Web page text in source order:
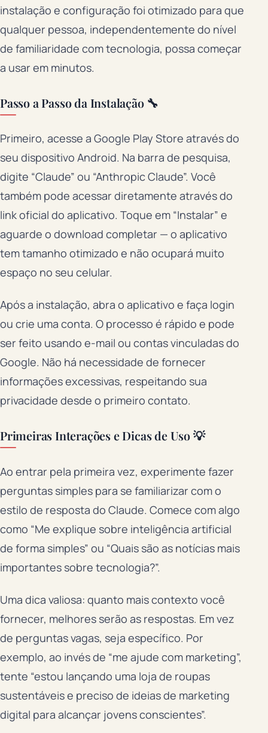
instalação e configuração foi otimizado para que
qualquer pessoa, independentemente do nível
de familiaridade com tecnologia, possa começar
a usar em minutos.
Passo a Passo da Instalação 🔧
Primeiro, acesse a Google Play Store através do
seu dispositivo Android. Na barra de pesquisa,
digite “Claude” ou “Anthropic Claude”. Você
também pode acessar diretamente através do
link oficial do aplicativo. Toque em “Instalar” e
aguarde o download completar — o aplicativo
tem tamanho otimizado e não ocupará muito
espaço no seu celular.
Após a instalação, abra o aplicativo e faça login
ou crie uma conta. O processo é rápido e pode
ser feito usando e-mail ou contas vinculadas do
Google. Não há necessidade de fornecer
informações excessivas, respeitando sua
privacidade desde o primeiro contato.
Primeiras Interações e Dicas de Uso 💡
Ao entrar pela primeira vez, experimente fazer
perguntas simples para se familiarizar com o
estilo de resposta do Claude. Comece com algo
como “Me explique sobre inteligência artificial
de forma simples” ou “Quais são as notícias mais
importantes sobre tecnologia?”.
Uma dica valiosa: quanto mais contexto você
fornecer, melhores serão as respostas. Em vez
de perguntas vagas, seja específico. Por
exemplo, ao invés de “me ajude com marketing”,
tente “estou lançando uma loja de roupas
sustentáveis e preciso de ideias de marketing
digital para alcançar jovens conscientes”.